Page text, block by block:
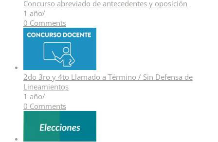
Concurso abreviado de antecedentes y oposición
1 año/
0 Comments
2do 3ro y 4to Llamado a Término / Sin Defensa de
Lineamientos
1 año/
0 Comments